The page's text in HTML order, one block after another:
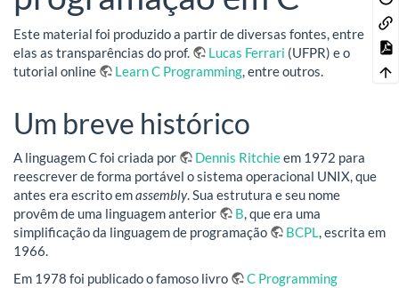
Este material foi produzido a partir de diversas fontes, entre
elas as transparências do prof.
Lucas Ferrari (UFPR) e o
tutorial online
Learn C Programming, entre outros.
Um breve histórico
A linguagem C foi criada por Dennis Ritchieem 1972 para
reescrever de forma portável o sistema operacional UNIX, que
antes era escrito emassembly. Sua estrutura e seu nome
provêm de uma linguagem anterior
B, que era uma
simplificação da linguagem de programação
BCPL, escrita em
1966.
Em 1978 foi publicado o famoso livro
C Programming